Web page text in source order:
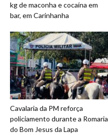
kg de maconha e cocaína em
bar, em Carinhanha
Cavalaria da PM reforça
policiamento durante a Romaria
do Bom Jesus da Lapa